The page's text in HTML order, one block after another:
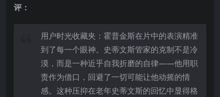
评：
用户时光收藏夹：霍普金斯在片中的表演精准
到了每一个眼神。史蒂文斯管家的克制不是冷
漠，而是一种近乎自我折磨的自律——他用职
责作为借口，回避了一切可能让他动摇的情
感。这种压抑在老年史蒂文斯的回忆中显得格